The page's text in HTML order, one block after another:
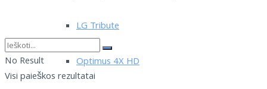
LG Tribute
Optimus 4X HD
No Result
Visi paieškos rezultatai